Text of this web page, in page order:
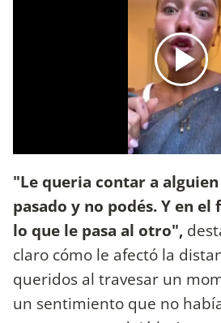
"Le queria contar a
pasado y no podés. Y en el
lo que le pasa al otro",
claro cómo le afectó la
queridos al travesar un
un sentimiento que no